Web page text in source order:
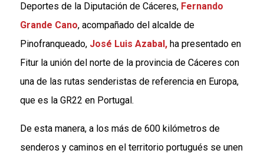
Deportes de la Diputación de Cáceres, Fernando
Grande Cano, acompañado del alcalde de
Pinofranqueado, José Luis Azabal,ha presentado en
Fitur la unión del norte de la provincia de Cáceres con
una de las rutas senderistas de referencia en Europa,
que es la GR22 en Portugal.
De esta manera, a los más de 600 kilómetros de
senderos y caminos en el territorio portugués se unen